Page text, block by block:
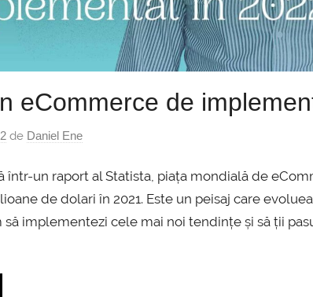
eCommerce de
de Daniel Ene
într-un raport al Statista, piața mondială de
de dolari în 2021. Este un peisaj care
să implementezi cele mai noi tendințe și să ții